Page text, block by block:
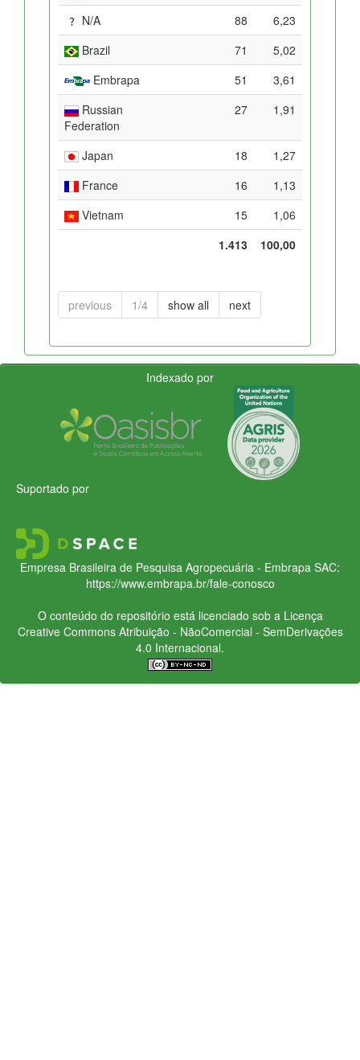
N/A
88
6,23
Brazil
71
5,02
Embrapa
51
3,61
Russian
Federation
27 1,91
Japan 18
1,27
France
16
1,13
Vietnam
15
1,06
1.413
100,00
previous 1/4 show all next
Indexado por
Suportado por
Empresa Brasileira de Pesquisa Agropecuária - Embrapa SAC:
https://www.embrapa.br/fale-conosco
O conteúdo do repositório está licenciado sob a Licença
Creative CommonsAtribuição - NãoComercial - SemDerivações
4.0 Internacional.